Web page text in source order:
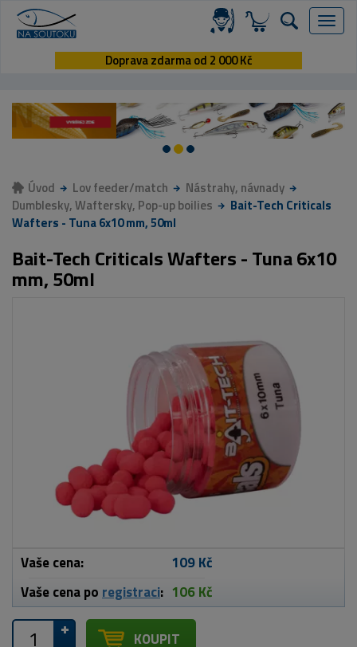
Menu
Doprava zdarma od 2 000 Kč
Úvod Lov feeder/match
Nástrahy, návnady
Dumblesky, Waftersky, Pop-up boilies
Bait-Tech Criticals
Wafters - Tuna 6x10 mm, 50ml
Bait-Tech Criticals Wafters - Tuna 6x10
mm, 50ml
Vaše cena:
109 Kč
Vaše cena po registraci: 106 Kč
KOUPIT